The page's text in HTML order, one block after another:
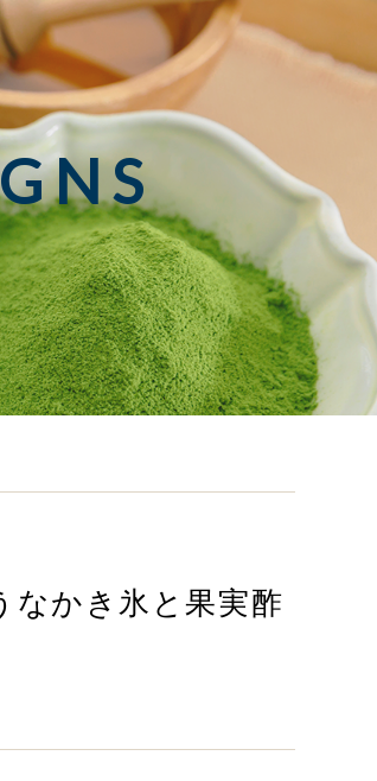
なかき氷と果実酢